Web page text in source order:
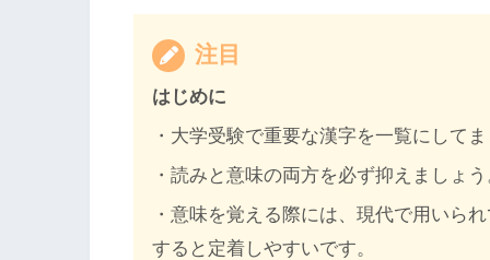
注目
はじめに
・大学受験で重要な漢字を一覧にして
・読みと意味の両方を必ず抑えましょ
・意味を覚える際には、現代で用いら
すると定着しやすいです。